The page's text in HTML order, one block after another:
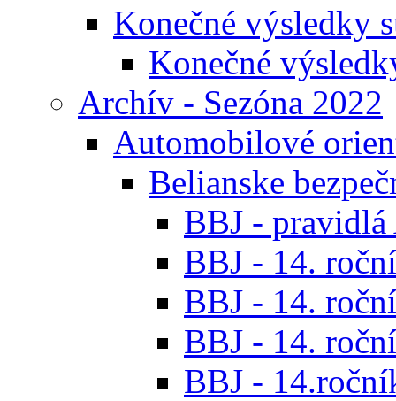
Konečné výsledky
Konečné
Archív - Sezóna 2022
Automobilové
Belianske
BBJ - pravidlá
BBJ - 14.
BBJ - 14.
BBJ - 14.
BBJ -